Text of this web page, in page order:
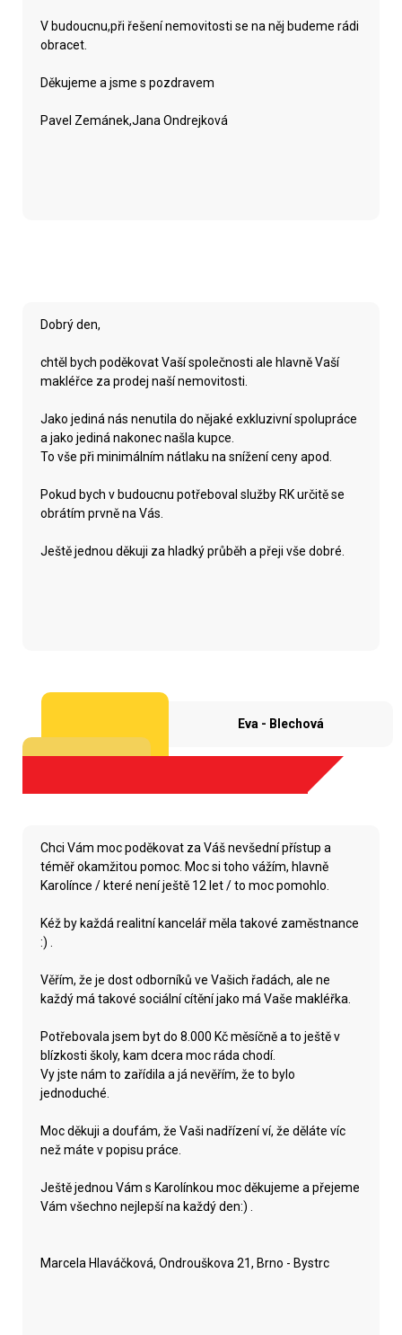
V budoucnu,při řešení nemovitosti se na něj budeme rádi
obracet.
Děkujeme a jsme s pozdravem
Pavel Zemánek,Jana Ondrejková
Dobrý den,
chtěl bych poděkovat Vaší společnosti ale hlavně Vaší
makléřce za prodej naší nemovitosti.
Jako jediná nás nenutila do nějaké exkluzivní spolupráce
a jako jediná nakonec našla kupce.
To vše při minimálním nátlaku na snížení ceny apod.
Pokud bych v budoucnu potřeboval služby RK určitě se
obrátím prvně na Vás.
Ještě jednou děkuji za hladký průběh a přeji vše dobré.
Eva - Blechová
Chci Vám moc poděkovat za Váš nevšední přístup a
téměř okamžitou pomoc. Moc si toho vážím, hlavně
Karolínce / které není ještě 12 let / to moc pomohlo.
Kéž by každá realitní kancelář měla takové zaměstnance
:) .
Věřím, že je dost odborníků ve Vašich řadách, ale ne
každý má takové sociální cítění jako má Vaše makléřka.
Potřebovala jsem byt do 8.000 Kč měsíčně a to ještě v
blízkosti školy, kam dcera moc ráda chodí.
Vy jste nám to zařídila a já nevěřím, že to bylo
jednoduché.
Moc děkuji a doufám, že Vaši nadřízení ví, že děláte víc
než máte v popisu práce.
Ještě jednou Vám s Karolínkou moc děkujeme a přejeme
Vám všechno nejlepší na každý den:) .
Marcela Hlaváčková, Ondrouškova 21, Brno - Bystrc